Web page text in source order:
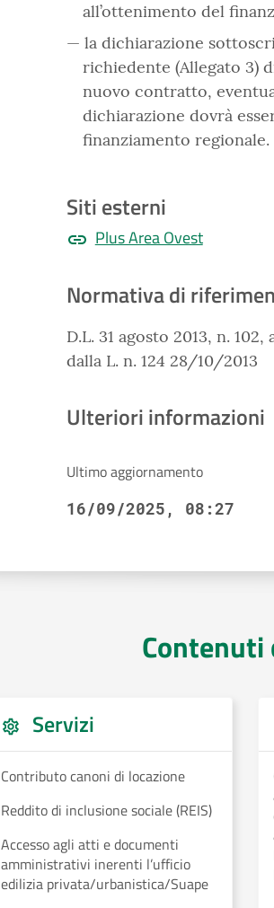
all’ottenimento del
la dichiarazione
richiedente (Allegato 3)
nuovo contratto,
dichiarazione dovrà
finanziamento regionale.
Siti esterni
Plus Area Ovest
Normativa di
D.L. 31 agosto 2013, n.
dalla L. n. 124 28/10/2013
Ulteriori informazioni
Ultimo aggiornamento
16/09/2025, 08:27
Servizi
Contributo canoni di locazione
Reddito di inclusione sociale (REIS)
Accesso agli atti e documenti
amministrativi inerenti l’ufficio
edilizia privata/urbanistica/Suape